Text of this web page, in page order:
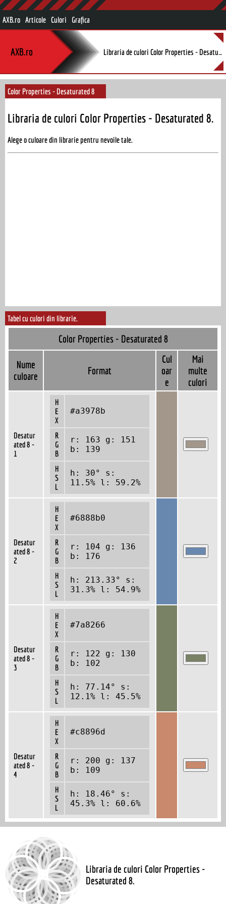
AXB.ro Articole Culori Grafica
AXB.ro
Color Properties - Desaturated 8
Libraria de culori Color Properties - Desaturated 8.
Alege o culoare din librarie pentru nevoile tale.
Tabel cu culori din librarie.
Color Properties - Desaturated 8
Nume
culoare
Format
Cul
oar
e
Mai
multe
culori
Desatur
ated 8 -
1
H
E
X
#a3978b
R
G
B
r: 163 g: 151
b: 139
H
S
L
h: 30° s:
11.5% l: 59.2%
Desatur
ated 8 -
2
H
E
X
#6888b0
R
G
B
r: 104 g: 136
b: 176
H
S
L
h: 213.33° s:
31.3% l: 54.9%
Desatur
ated 8 -
3
H
E
X
#7a8266
R
G
B
r: 122 g: 130
b: 102
H
S
L
h: 77.14° s:
12.1% l: 45.5%
Desatur
ated 8 -
4
H
E
X
#c8896d
R
G
B
r: 200 g: 137
b: 109
H
S
L
h: 18.46° s:
45.3% l: 60.6%
Libraria de culori Color Properties -
Desaturated 8.